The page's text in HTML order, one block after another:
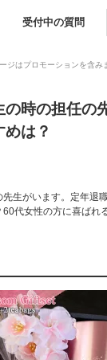
受付中の質問
ジはプロモーションを含み
時の担任の
は？
生がいます。定年退
代女性の方に喜ばれ